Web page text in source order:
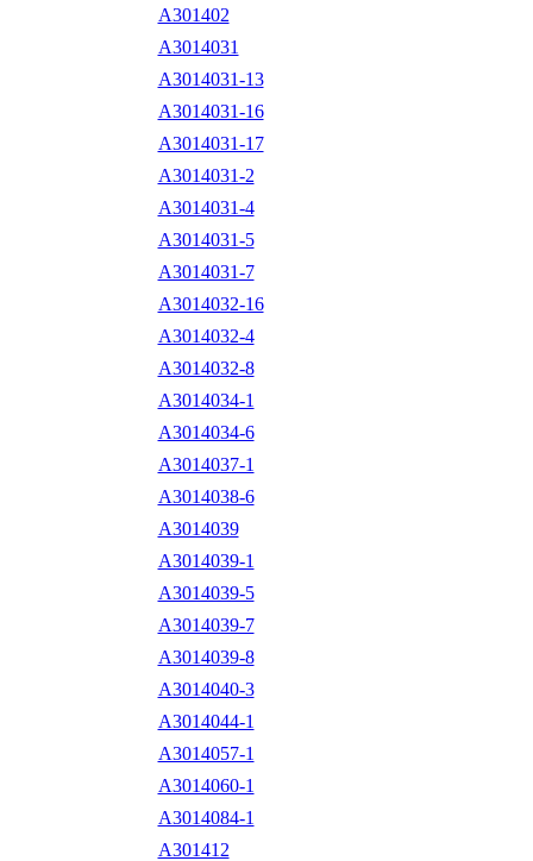
A301402
A3014031
A3014031-13
A3014031-16
A3014031-17
A3014031-2
A3014031-4
A3014031-5
A3014031-7
A3014032-16
A3014032-4
A3014032-8
A3014034-1
A3014034-6
A3014037-1
A3014038-6
A3014039
A3014039-1
A3014039-5
A3014039-7
A3014039-8
A3014040-3
A3014044-1
A3014057-1
A3014060-1
A3014084-1
A301412